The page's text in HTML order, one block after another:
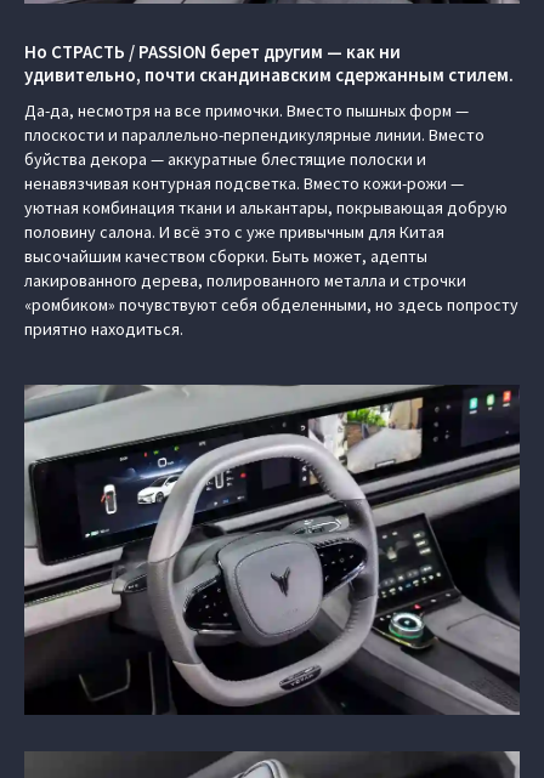
Но СТРАСТЬ / PASSION берет другим — как ни
удивительно, почти скандинавским сдержанным стилем.
Да-да, несмотря на все примочки. Вместо пышных форм —
плоскости и параллельно-перпендикулярные линии. Вместо
буйства декора — аккуратные блестящие полоски и
ненавязчивая контурная подсветка. Вместо кожи-рожи —
уютная комбинация ткани и алькантары, покрывающая добрую
половину салона. И всё это с уже привычным для Китая
высочайшим качеством сборки. Быть может, адепты
лакированного дерева, полированного металла и строчки
«ромбиком» почувствуют себя обделенными, но здесь попросту
приятно находиться.